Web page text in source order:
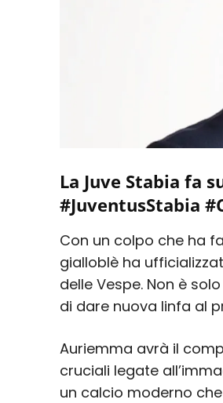
La Juve Stabia fa
#JuventusStabia
Con un colpo che ha
gialloblè ha
delle Vespe. Non è
di dare nuova linfa al
Auriemma avrà il
cruciali legate
un calcio moderno